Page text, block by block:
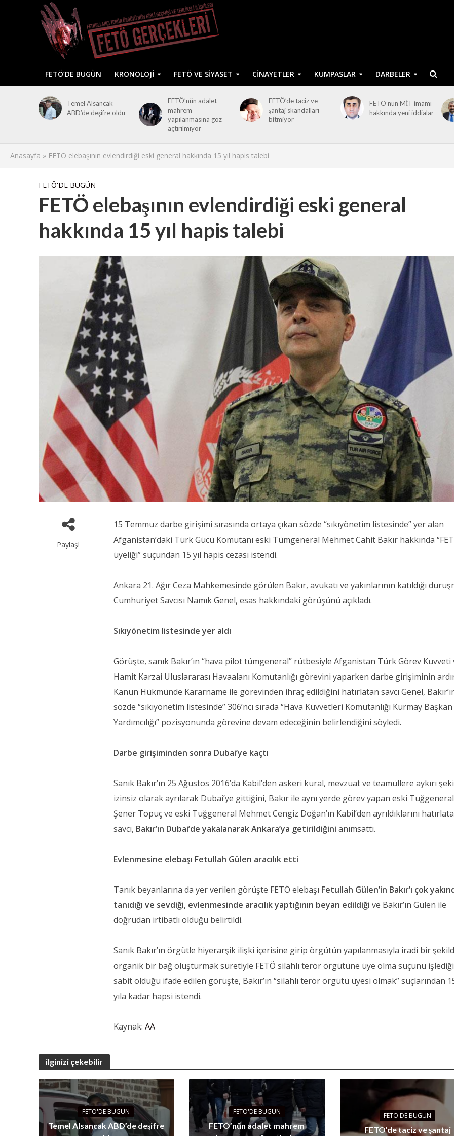
FETÖ’DE BUGÜN KRONOLOJI FETÖ VE SIYASET CINAYETLER KUMPASLAR DARBELER
Temel Alsancak
ABD’de deşifre oldu
FETÖ’nün adalet
mahrem
yapılanmasına göz
açtırılmıyor
FETÖ’de taciz ve
şantaj skandalları
bitmiyor
FETÖ’nün MİT imamı
hakkında yeni iddialar
Anasayfa » FETÖ elebaşının evlendirdiği eski general hakkında 15 yıl hapis talebi
FETÖ'DE BUGÜN
FETÖ elebaşının evlendirdiği eski general
hakkında 15 yıl hapis talebi
Paylaş!
15 Temmuz darbe girişimi sırasında ortaya çıkan sözde “sıkıyönetim listesinde” yer alan
Afganistan’daki Türk Gücü Komutanı eski Tümgeneral Mehmet Cahit Bakır hakkında
üyeliği” suçundan 15 yıl hapis cezası istendi.
Ankara 21. Ağır Ceza Mahkemesinde görülen Bakır, avukatı ve yakınlarının katıldığı
Cumhuriyet Savcısı Namık Genel, esas hakkındaki görüşünü açıkladı.
Sıkıyönetim listesinde yer aldı
Görüşte, sanık Bakır’ın “hava pilot tümgeneral” rütbesiyle Afganistan Türk Görev Kuvveti
Hamit Karzai Uluslararası Havaalanı Komutanlığı görevini yaparken darbe girişiminin
Kanun Hükmünde Kararname ile görevinden ihraç edildiğini hatırlatan savcı Genel,
sözde “sıkıyönetim listesinde” 306’ncı sırada “Hava Kuvvetleri Komutanlığı Kurmay Başkan
Yardımcılığı” pozisyonunda görevine devam edeceğinin belirlendiğini söyledi.
Darbe girişiminden sonra Dubai’ye kaçtı
Sanık Bakır’ın 25 Ağustos 2016’da Kabil’den askeri kural, mevzuat ve teamüllere aykırı
izinsiz olarak ayrılarak Dubai’ye gittiğini, Bakır ile aynı yerde görev yapan eski Tuğgeneral
Şener Topuç ve eski Tuğgeneral Mehmet Cengiz Doğan’ın Kabil’den ayrıldıklarını
savcı, Bakır’ın Dubai’de yakalanarak Ankara’ya getirildiğini anımsattı.
Evlenmesine elebaşı Fetullah Gülen aracılık etti
Tanık beyanlarına da yer verilen görüşte FETÖ elebaşı Fetullah Gülen’in Bakır’ı çok
tanıdığı ve sevdiği, evlenmesinde aracılık yaptığının beyan edildiği ve Bakır’ın Gülen ile
doğrudan irtibatlı olduğu belirtildi.
Sanık Bakır’ın örgütle hiyerarşik ilişki içerisine girip örgütün yapılanmasıyla iradi bir
organik bir bağ oluşturmak suretiyle FETÖ silahlı terör örgütüne üye olma suçunu
sabit olduğu ifade edilen görüşte, Bakır’ın “silahlı terör örgütü üyesi olmak” suçlarından
yıla kadar hapsi istendi.
Kaynak:AA
ilginizi çekebilir
FETÖ'DE BUGÜN
Temel Alsancak ABD’de deşifre
FETÖ'DE BUGÜN
FETÖ’nün adalet mahrem
FETÖ'DE BUGÜN
FETÖ’de taciz ve şantaj